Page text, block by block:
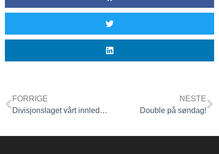
FORRIGE
Divisjonslaget vårt innleder sesongen på Strupe tirsdag
NESTE
Double på søndag!